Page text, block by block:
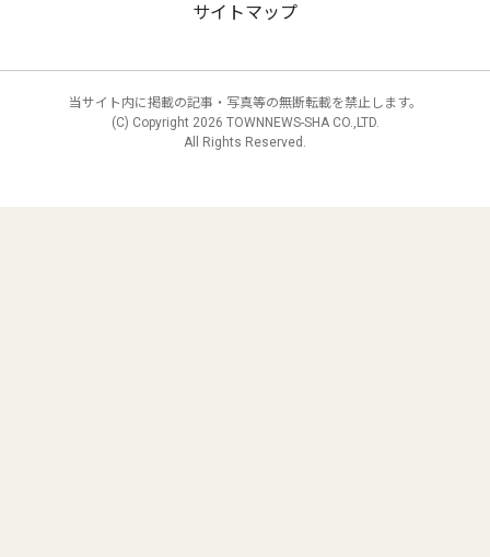
サイトマップ
当サイト内に掲載の記事・写真等の無断転載を禁止します。
(C) Copyright 2026 TOWNNEWS-SHA CO.,LTD.
All Rights Reserved.